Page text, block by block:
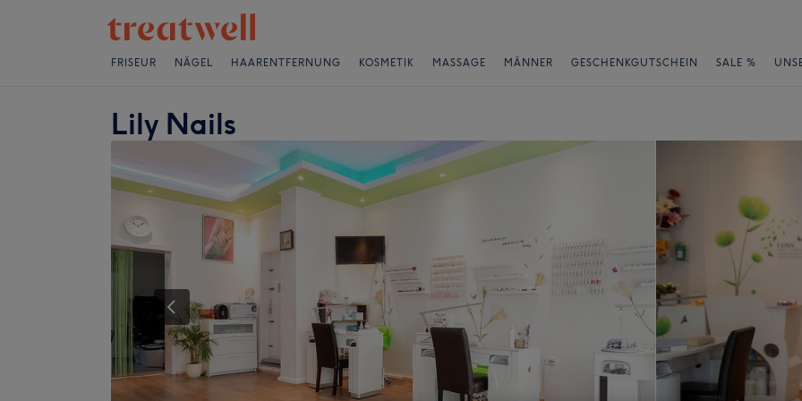
FRISEUR NÄGEL HAARENTFERNUNG KOSMETIK MASSAGE MÄNNER GESCHENKGUTSCHEIN SALE %
Lily Nails